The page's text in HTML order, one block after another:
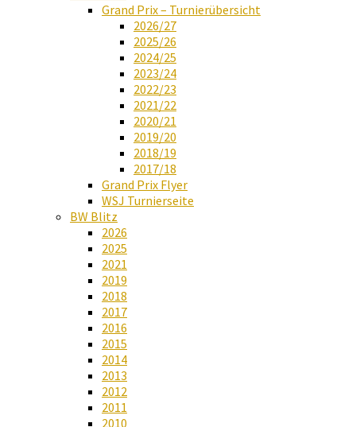
Grand Prix – Turnierübersicht
2026/27
2025/26
2024/25
2023/24
2022/23
2021/22
2020/21
2019/20
2018/19
2017/18
Grand Prix Flyer
WSJ Turnierseite
BW Blitz
2026
2025
2021
2019
2018
2017
2016
2015
2014
2013
2012
2011
2010